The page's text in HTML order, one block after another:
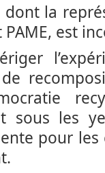
dont la
est
sous les
pour